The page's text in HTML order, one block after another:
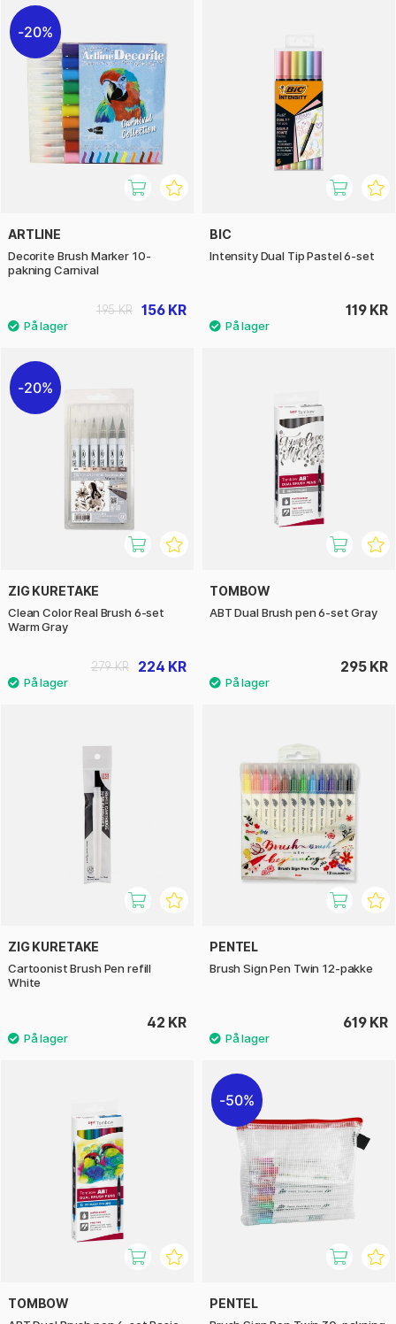
20%
ARTLINE
Decorite Brush Marker 10-
pakning Carnival
156 KR
195 KR
BIC
Intensity Dual Tip Pastel 6-set
119 KR
20%
ZIG KURETAKE
Clean Color Real Brush 6-set
Warm Gray
224 KR
279 KR
TOMBOW
ABT Dual Brush pen 6-set Gray
295 KR
ZIG KURETAKE
Cartoonist Brush Pen refill
White
42 KR
PENTEL
Brush Sign Pen Twin 12-pakke
619 KR
TOMBOW
50%
PENTEL